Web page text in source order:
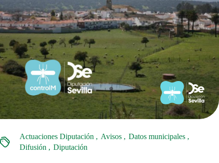
Actuaciones Diputación Avisos
Datos municipales
Difusión
Diputación